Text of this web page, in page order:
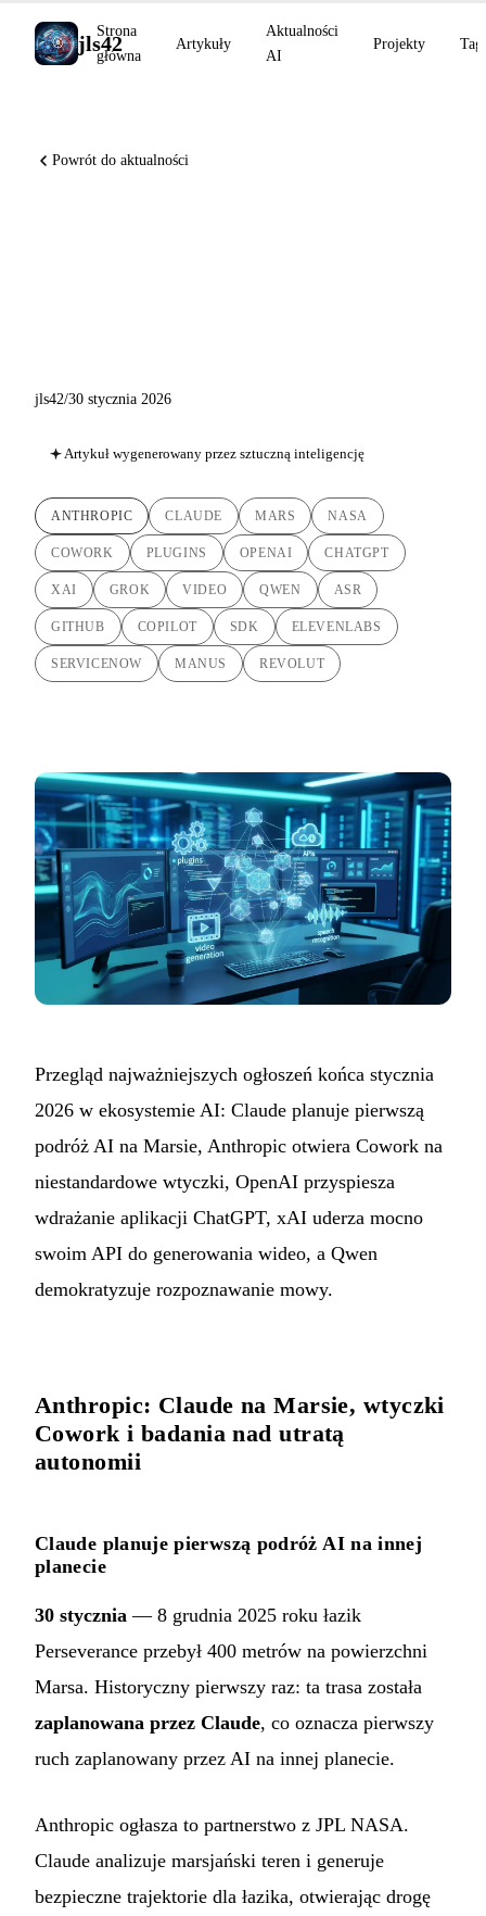
jls42
Strona
główna
Artykuły
Aktualności
AI
Projekty Tagi
Powrót do aktualności
jls42/30 stycznia 2026
Artykuł wygenerowany przez sztuczną inteligencję
ANTHROPIC CLAUDE MARS NASA
COWORK PLUGINS OPENAI CHATGPT
XAI GROK VIDEO QWEN ASR
GITHUB COPILOT SDK ELEVENLABS
SERVICENOW MANUS REVOLUT
Przegląd najważniejszych ogłoszeń końca stycznia
2026 w ekosystemie AI: Claude planuje pierwszą
podróż AI na Marsie, Anthropic otwiera Cowork na
niestandardowe wtyczki, OpenAI przyspiesza
wdrażanie aplikacji ChatGPT, xAI uderza mocno
swoim API do generowania wideo, a Qwen
demokratyzuje rozpoznawanie mowy.
Anthropic: Claude na Marsie, wtyczki
Cowork i badania nad utratą
autonomii
Claude planuje pierwszą podróż AI na innej
planecie
30 stycznia — 8 grudnia 2025 roku łazik
Perseverance przebył 400 metrów na powierzchni
Marsa. Historyczny pierwszy raz: ta trasa została
zaplanowana przez Claude, co oznacza pierwszy
ruch zaplanowany przez AI na innej planecie.
Anthropic ogłasza to partnerstwo z JPL NASA.
Claude analizuje marsjański teren i generuje
bezpieczne trajektorie dla łazika, otwierając drogę